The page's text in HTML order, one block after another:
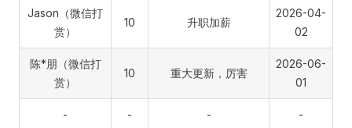
Jason（微信打
赏）
10 升职加薪
2026-04-
02
陈*朋（微信打
赏）
10 重大更新，厉害
2026-06-
01
- - - -